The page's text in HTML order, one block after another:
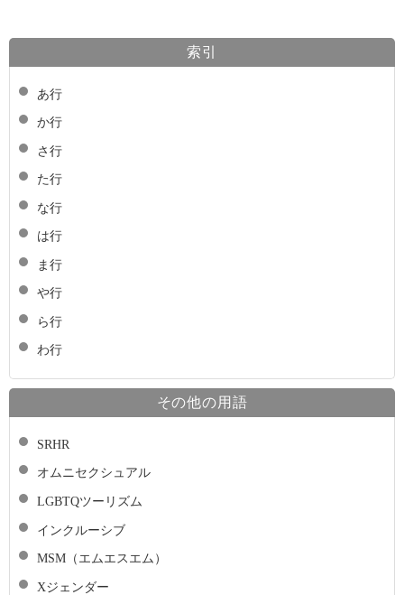
索引
あ行
か行
さ行
た行
な行
は行
ま行
や行
ら行
わ行
その他の用語
SRHR
オムニセクシュアル
LGBTQツーリズム
インクルーシブ
MSM（エムエスエム）
Xジェンダー